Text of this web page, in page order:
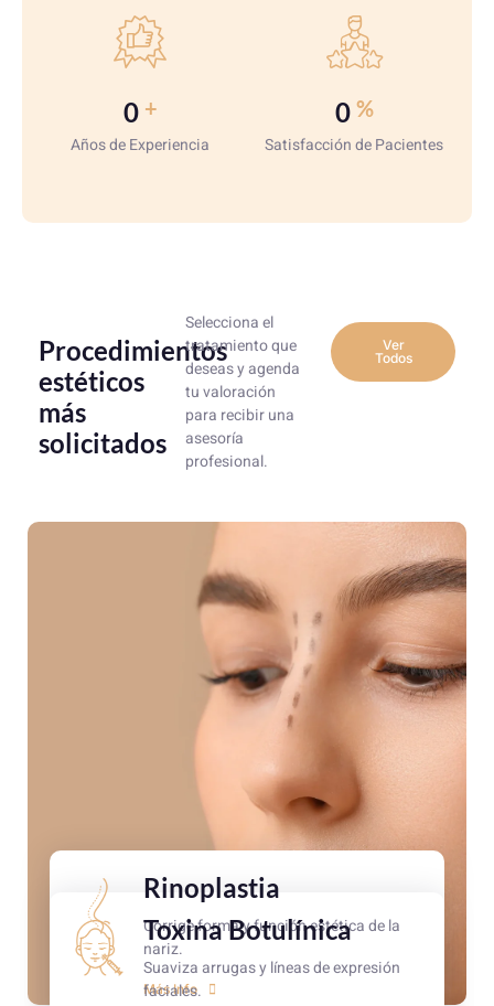
0 +
Años de Experiencia
0 %
Satisfacción de Pacientes
Procedimientos
estéticos
más
solicitados
Selecciona el
tratamiento que
deseas y agenda
tu valoración
para recibir una
asesoría
profesional.
Ver
Todos
Rinoplastia
Corrige forma y función estética de la
nariz.
Más Info
Toxina Botulínica
Suaviza arrugas y líneas de expresión
faciales.